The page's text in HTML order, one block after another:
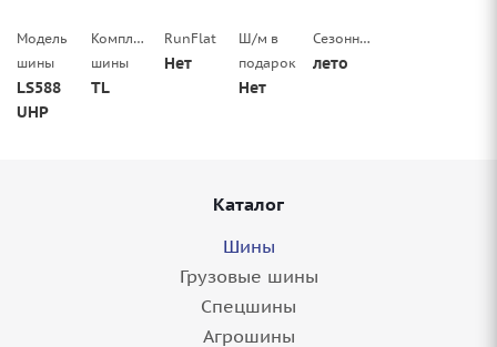
Модель
шины
LS588
UHP
Комплектация
шины
TL
RunFlat
Нет
Ш/м в
подарок
Нет
Сезонность
лето
Каталог
Шины
Грузовые шины
Спецшины
Агрошины